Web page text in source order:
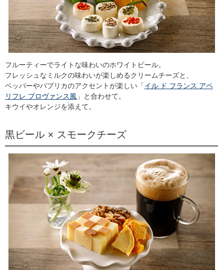
フルーティーでライトな味わいのホワイトビール。
フレッシュなミルクの味わいが楽しめるクリームチーズと、
ペッパーやパプリカのアクセントが楽しい「イル ド フランス アペ
リフレ プロヴァンス風 」と合わせて。
キウイやオレンジを添えて。
黒ビール × スモークチーズ